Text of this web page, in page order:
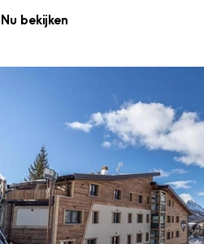
Nu bekijken